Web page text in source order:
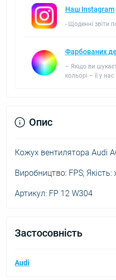
Наш Instagram
- Щоденні звіти
Фарбованих
– Якщо ви
кольорі – її у
Опис
Кожух вентилятора Audi
Виробництво: FPS;
Артикул: FP 12 W304
Застосовність
Audi